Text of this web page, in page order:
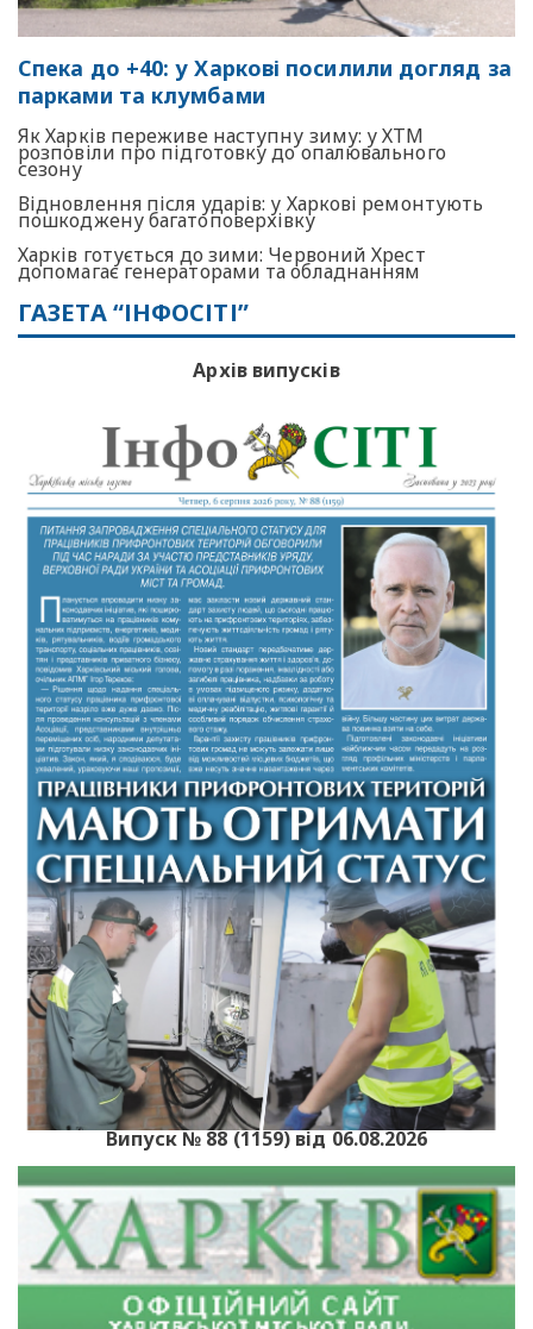
Спека до +40: у Харкові посилили догляд за
парками та клумбами
Як Харків переживе наступну зиму: у ХТМ
розповіли про підготовку до опалювального
сезону
Відновлення після ударів: у Харкові ремонтують
пошкоджену багатоповерхівку
Харків готується до зими: Червоний Хрест
допомагає генераторами та обладнанням
ГАЗЕТА “ІНФОСІТІ”
Архів випусків
Випуск № 88 (1159) від 06.08.2026